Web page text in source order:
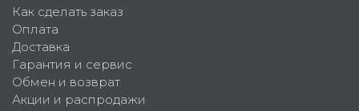
Как сделать заказ
Оплата
Доставка
Гарантия и сервис
Обмен и возврат
Акции и распродажи